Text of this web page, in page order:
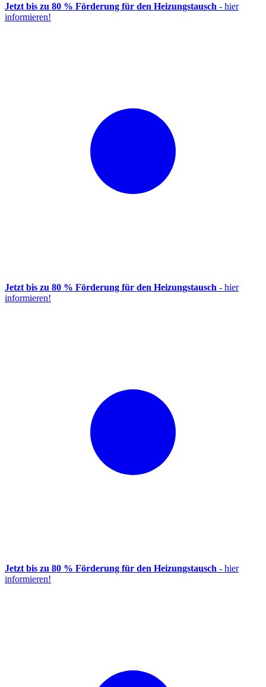
Jetzt bis zu 80 % Förderung für den Heizungstausch - hier
informieren!
Jetzt bis zu 80 % Förderung für den Heizungstausch - hier
informieren!
Jetzt bis zu 80 % Förderung für den Heizungstausch - hier
informieren!